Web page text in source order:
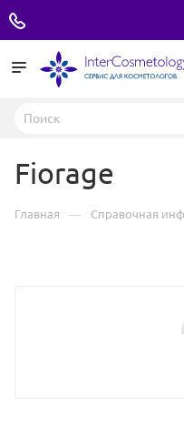
Fiorage
Главная — Справочная